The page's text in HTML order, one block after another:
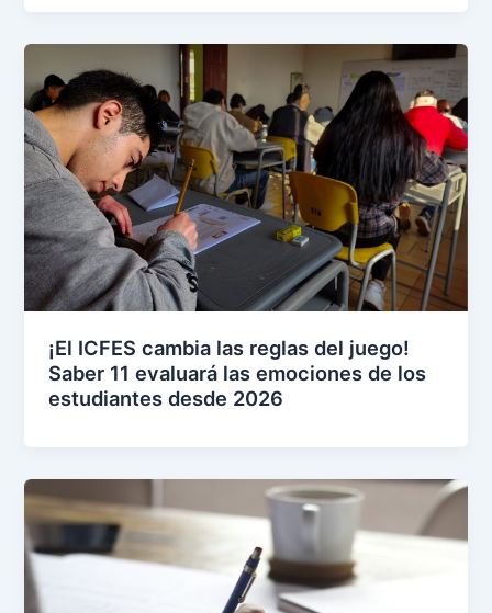
¡El ICFES cambia las reglas del juego!
Saber 11 evaluará las emociones de los
estudiantes desde 2026